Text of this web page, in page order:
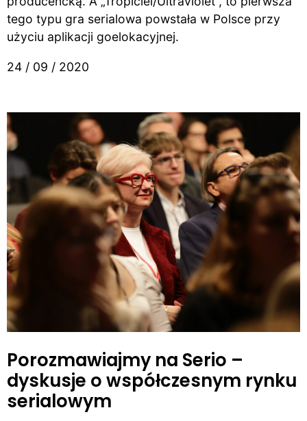
tego typu gra serialowa powstała w Polsce przy
użyciu aplikacji goelokacyjnej.
24 / 09 / 2020
Porozmawiajmy na Serio –
dyskusje o współczesnym rynku
serialowym